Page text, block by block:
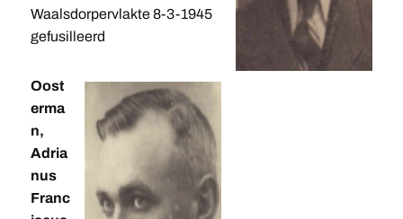
Waalsdorpervlakte 8-3-1945
gefusilleerd
Oost
erma
n,
Adria
nus
Franc